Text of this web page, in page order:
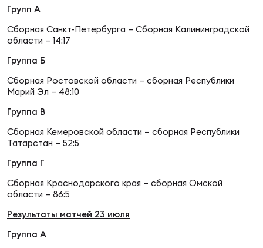
Групп А
Сборная Санкт-Петербурга – Сборная Калининградской
области – 14:17
Группа Б
Сборная Ростовской области – сборная Республики
Марий Эл – 48:10
Группа В
Сборная Кемеровской области – сборная Республики
Татарстан – 52:5
Группа Г
Сборная Краснодарского края – сборная Омской
области – 86:5
Результаты матчей 23 июля
Группа А